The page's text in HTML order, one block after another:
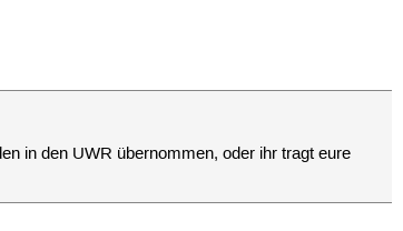
in den UWR übernommen, oder ihr tragt eure